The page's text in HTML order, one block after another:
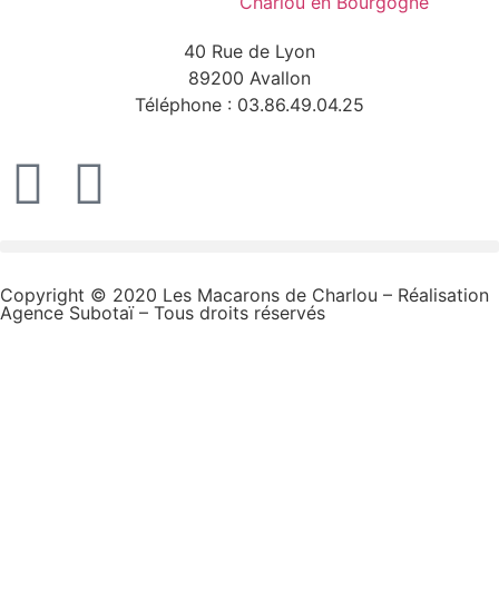
40 Rue de Lyon
89200 Avallon
Téléphone : 03.86.49.04.25​
Copyright © 2020 Les Macarons de Charlou – Réalisation
Agence Subotaï– Tous droits réservés